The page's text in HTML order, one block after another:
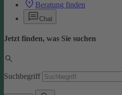
Beratung finden
Chat
Jetzt finden, was Sie suchen
Suchbegriff